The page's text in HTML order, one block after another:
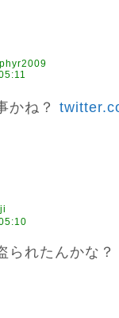
かね？
られたんかな？